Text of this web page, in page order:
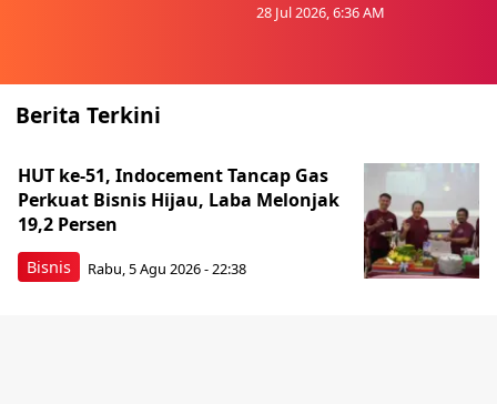
28 Jul 2026, 6:36 AM
Berita Terkini
Bisnis
HUT ke-51, Indocement Tancap Gas
Perkuat Bisnis Hijau, Laba Melonjak
19,2 Persen
Rabu, 5 Agu 2026 - 22:38